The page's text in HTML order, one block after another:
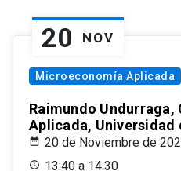
20 NOV
Microeconomía Aplicada
Raimundo Undurraga,
Aplicada, Universidad
20 de Noviembre de
13:40 a 14:30